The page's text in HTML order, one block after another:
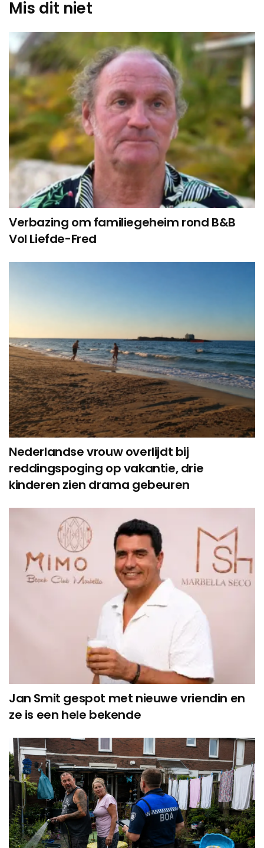
Mis dit niet
Verbazing om familiegeheim rond B&B
Vol Liefde-Fred
Nederlandse vrouw overlijdt bij
reddingspoging op vakantie, drie
kinderen zien drama gebeuren
Jan Smit gespot met nieuwe vriendin en
ze is een hele bekende